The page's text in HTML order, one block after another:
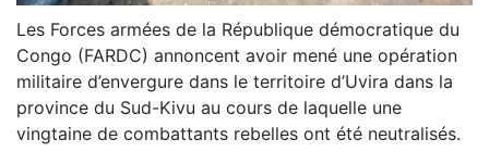
Les Forces armées de la République démocratique du
Congo (FARDC) annoncent avoir mené une opération
militaire d’envergure dans le territoire d’Uvira dans la
province du Sud-Kivu au cours de laquelle une
vingtaine de combattants rebelles ont été neutralisés.